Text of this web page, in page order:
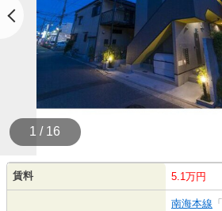
1 / 16
賃料 5.1万円
南海本線 「